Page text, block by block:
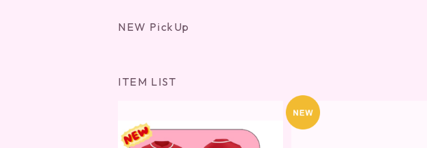
NEW PickUp
ITEM LIST